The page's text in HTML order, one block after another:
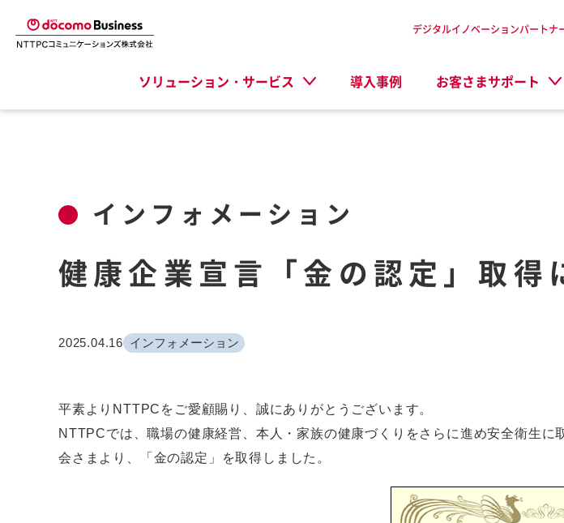
ソリューション・サービス 導入事例 お客さまサポート
デジタルイノベーションパートナ
インフォメーション
健康企業宣言「金の認定」取得
2025.04.16 インフォメーション
平素よりNTTPCをご愛顧賜り、誠にありがとうございます。
NTTPCでは、職場の健康経営、本人・家族の健康づくりをさらに進め安全衛生
会さまより、「金の認定」を取得しました。